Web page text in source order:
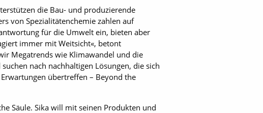
die Bau- und produzierende
von Spezialitätenchemie zahlen auf
für die Umwelt ein, bieten aber
immer mit Weitsicht«, betont
Megatrends wie Klimawandel und die
nach nachhaltigen Lösungen, die sich
übertreffen – Beyond the
Säule. Sika will mit seinen Produkten und